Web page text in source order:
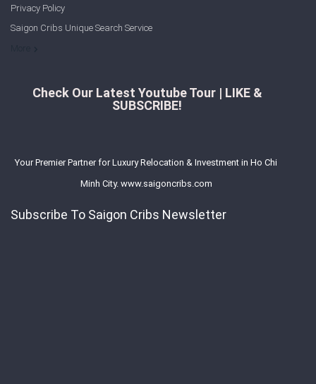
Privacy Policy
Saigon Cribs Unique Search Service
Check Our Latest Youtube Tour | LIKE &
SUBSCRIBE!
Your Premier Partner for Luxury Relocation & Investment in Ho Chi
Minh City. www.saigoncribs.com
Subscribe To Saigon Cribs Newsletter